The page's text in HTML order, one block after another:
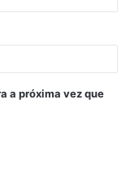
a próxima vez que